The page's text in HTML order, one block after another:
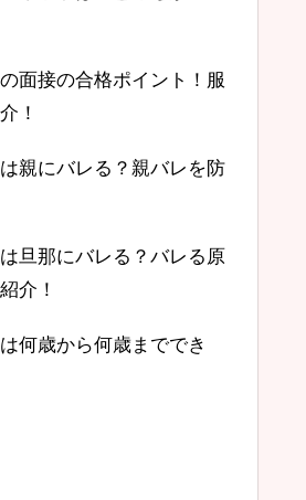
面接の合格ポイント！服
！
親にバレる？親バレを防
旦那にバレる？バレる原
介！
何歳から何歳まででき